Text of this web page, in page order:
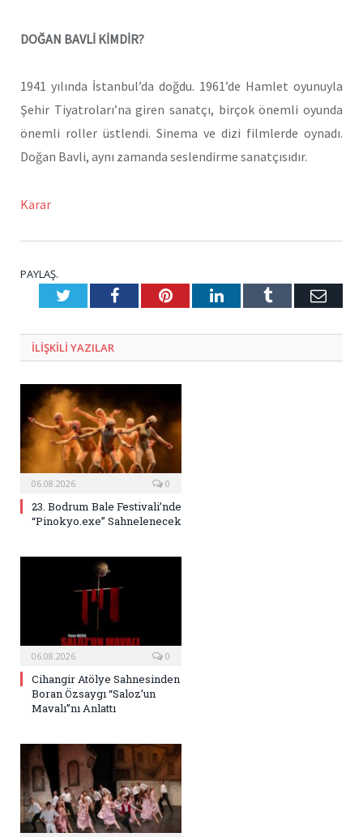
DOĞAN BAVLİ KİMDİR?
1941 yılında İstanbul’da doğdu. 1961’de Hamlet oyunuyla
Şehir Tiyatroları’na giren sanatçı, birçok önemli oyunda
önemli roller üstlendi. Sinema ve dizi filmlerde oynadı.
Doğan Bavli, aynı zamanda seslendirme sanatçısıdır.
Karar
PAYLAŞ.
TwitterFacebookPinterestLinkedInTumblr E-
ILIŞKILI YAZILAR
06.08.2026 0
23. Bodrum Bale Festivali’nde
“Pinokyo.exe” Sahnelenecek
06.08.2026 0
Cihangir Atölye Sahnesinden
Boran Özsaygı “Saloz’un
Mavalı”nı Anlattı